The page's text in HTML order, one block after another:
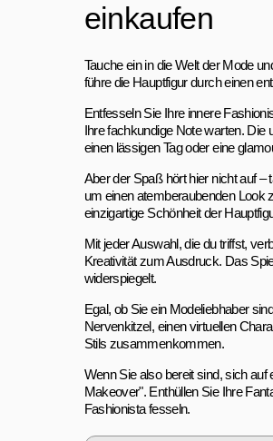
einkaufen
Tauche ein in die Welt der Mode
führe die Hauptfigur durch einen
Entfesseln Sie Ihre innere
Ihre fachkundige Note warten.
einen lässigen Tag oder eine
Aber der Spaß hört hier nicht auf
um einen atemberaubenden Look
einzigartige Schönheit der
Mit jeder Auswahl, die du triffst,
Kreativität zum Ausdruck. Das
widerspiegelt.
Egal, ob Sie ein Modeliebhaber
Nervenkitzel, einen virtuellen
Stils zusammenkommen.
Wenn Sie also bereit sind, sich
Makeover". Enthüllen Sie Ihre
Fashionista fesseln.